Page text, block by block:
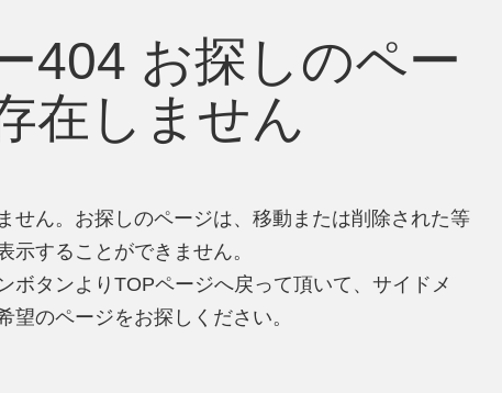
404 お探しのペー
在しません
せん。お探しのページは、移動または削除された等
示することができません。
ボタンよりTOPページへ戻って頂いて、サイドメ
望のページをお探しください。